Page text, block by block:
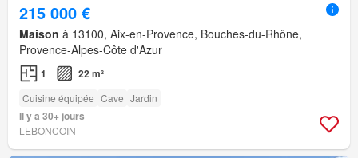
215 000 €
Maison à 13100, Aix-en-Provence, Bouches-du-Rhône,
Provence-Alpes-Côte d'Azur
1 22 m²
Cuisine équipée Cave Jardin
Il y a 30+ jours
LEBONCOIN